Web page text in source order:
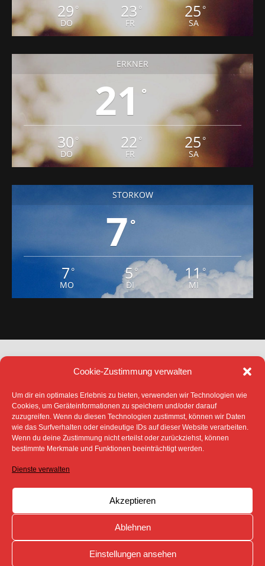
Cookie-Zustimmung verwalten
Um dir ein optimales Erlebnis zu bieten, verwenden wir Technologien wie
Cookies, um Geräteinformationen zu speichern und/oder darauf
zuzugreifen. Wenn du diesen Technologien zustimmst, können wir Daten
wie das Surfverhalten oder eindeutige IDs auf dieser Website verarbeiten.
Wenn du deine Zustimmung nicht erteilst oder zurückziehst, können
bestimmte Merkmale und Funktionen beeinträchtigt werden.
Dienste verwalten
Akzeptieren
Ablehnen
Einstellungen ansehen
29 °
DO
23 °
FR
25 °
SA
ERKNER
21 °
30 °
DO
22 °
FR
25 °
SA
STORKOW
7°
7 °
MO
5°
DI
11°
MI
IMPRESSUM
COOKIE-RICHTLINIE (EU)
SÄMTLICHE TEXTE, BILDER UND ANDERE
SOFERN NICHT ANDERS GEKENNZEICHNET- DEM
COPYRIGHT DES SPREEBOTE ONLINE ODER WERDEN